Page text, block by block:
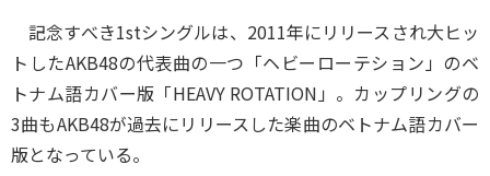
記念すべき1stシングルは、2011年にリリースされ大ヒッ
トしたAKB48の代表曲の一つ「ヘビーローテション」のベ
トナム語カバー版「HEAVY ROTATION」。カップリングの
3曲もAKB48が過去にリリースした楽曲のベトナム語カバー
版となっている。